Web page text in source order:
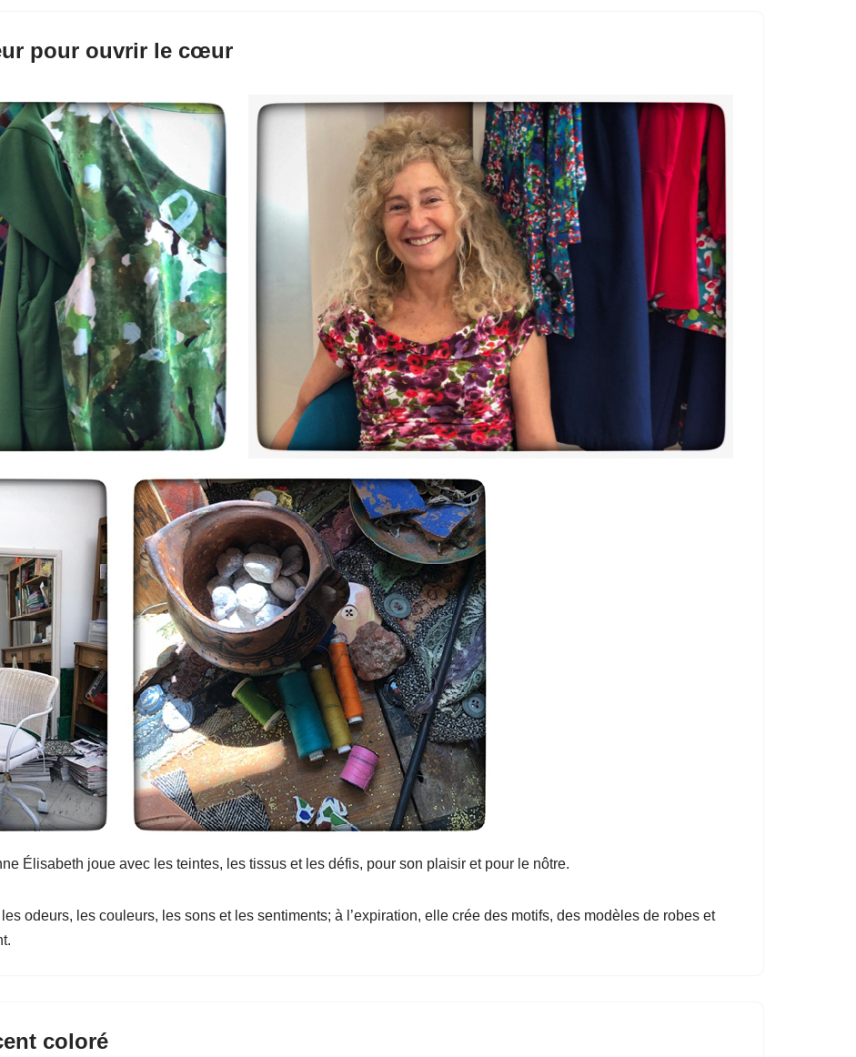
pour ouvrir le cœur
Élisabeth joue avec les teintes, les tissus et les défis, pour son plaisir et pour le nôtre.
odeurs, les couleurs, les sons et les sentiments; à l’expiration, elle crée des motifs, des modèles de robes et
coloré